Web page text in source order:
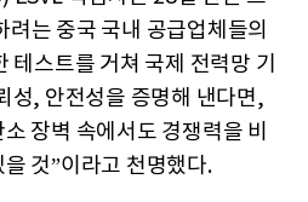
는 중국 국내 공급업체들의
테스트를 거쳐 국제 전력망 기
성, 안전성을 증명해 낸다면,
장벽 속에서도 경쟁력을 비
것”이라고 천명했다.